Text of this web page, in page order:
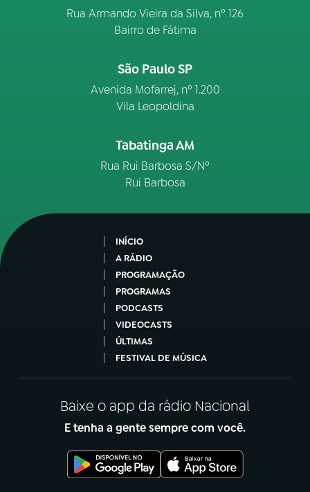
Rua Armando Vieira da Silva, nº 126
Bairro de Fátima
São Paulo SP
Avenida Mofarrej, nº 1.200
Vila Leopoldina
Tabatinga AM
Rua Rui Barbosa S/Nº
Rui Barbosa
INÍCIO
A RÁDIO
PROGRAMAÇÃO
PROGRAMAS
PODCASTS
VIDEOCASTS
ÚLTIMAS
FESTIVAL DE MÚSICA
Baixe o app da rádio Nacional
E tenha a gente sempre com você.